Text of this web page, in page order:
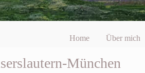
Home Über mich
München